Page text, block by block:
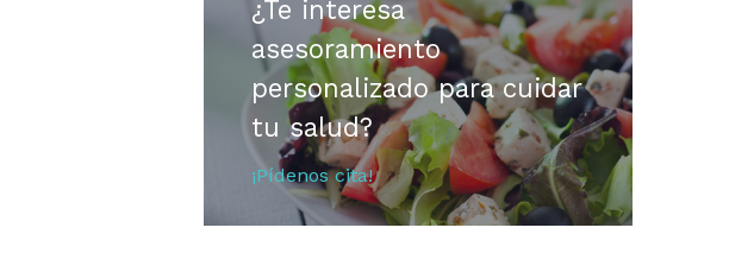
¿Te interesa
asesoramiento
personalizado para cuidar
tu salud?
¡Pídenos cita!